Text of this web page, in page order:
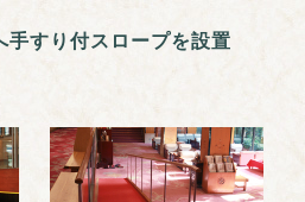
手すり付スロープを設置